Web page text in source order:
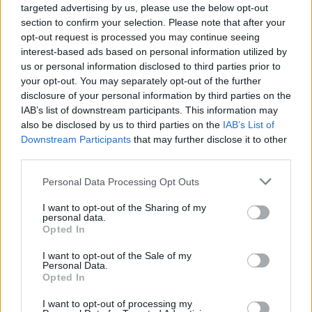
targeted advertising by us, please use the below opt-out
section to confirm your selection. Please note that after your
opt-out request is processed you may continue seeing
interest-based ads based on personal information utilized by
us or personal information disclosed to third parties prior to
your opt-out. You may separately opt-out of the further
disclosure of your personal information by third parties on the
IAB’s list of downstream participants. This information may
also be disclosed by us to third parties on the IAB’s List of
Downstream Participants that may further disclose it to other
Please note that this website/app uses one or more Google
not limited to your visit or usage behaviour. You may click to
grant or deny consent to Google and its third-party tags to
use your data for below specified purposes in below Google
consent section.
Personal Data Processing Opt Outs
I want to opt-out of the Sharing of my
personal data.
Opted In
I want to opt-out of the Sale of my
Personal Data.
Opted In
I want to opt-out of processing my
formazione di un futuro diverso?
POTREBBE INTERESSARTI
Violenza e Razismo a Roma: La
Sparatoria di Trastevere È Solo
La Punta dell’Iceberg?
3 settimane fa
Roma in allerta: attimi di panico in
3 settimane fa
È urgente avviare una riflessione profonda su come
intervenire per restituire ai giovani valori di rispetto e
civiltà. Cosa serve affinché eventi simili non si
ripetano più? Dobbiamo chiederci se le politiche
sociali attuali siano adeguate a fronteggiare questa